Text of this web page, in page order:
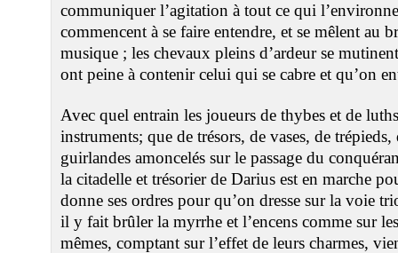
communiquer l’agitation à tout ce qui
commencent à se faire entendre, et se mêlent au
musique ; les chevaux pleins d’ardeur se
ont peine à contenir celui qui se cabre et qu’on
Avec quel entrain les joueurs de thybes et de
instruments; que de trésors, de vases, de
guirlandes amoncelés sur le passage du
la citadelle et trésorier de Darius est en marche
donne ses ordres pour qu’on dresse sur la voie
il y fait brûler la myrrhe et l’encens comme sur
mêmes, comptant sur l’effet de leurs charmes,